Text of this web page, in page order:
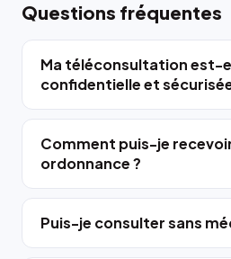
Questions fréquentes
Ma téléconsultation est-
confidentielle et
Comment puis-je
ordonnance ?
Puis-je consulter sans